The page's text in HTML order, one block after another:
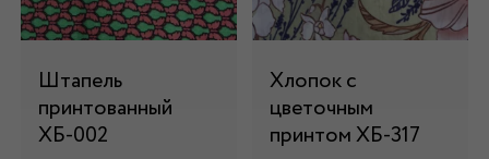
Штапель
принтованный
ХБ-002
Хлопок с
цветочным
принтом ХБ-317